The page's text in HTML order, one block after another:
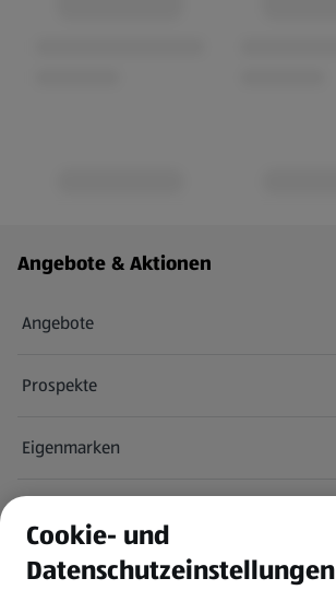
Fußzeilenmenü - weitere Links
Angebote & Aktionen
Angebote
Prospekte
Eigenmarken
Newsletter
Cookie- und
Datenschutzeinstellungen